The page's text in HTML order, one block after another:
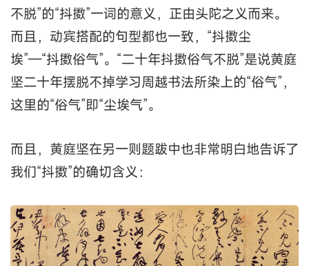
不脱”的“抖擞”一词的意义，正由头陀之义而来。
而且，动宾搭配的句型都也一致，“抖擞尘
埃”—“抖擞俗气”。“二十年抖擞俗气不脱”是说黄庭
坚二十年摆脱不掉学习周越书法所染上的“俗气”，
这里的“俗气”即“尘埃气”。
而且，黄庭坚在另一则题跋中也非常明白地告诉了
我们“抖擞”的确切含义：